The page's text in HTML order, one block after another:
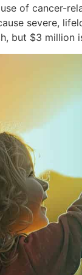
of cancer-
severe,
but $3 million